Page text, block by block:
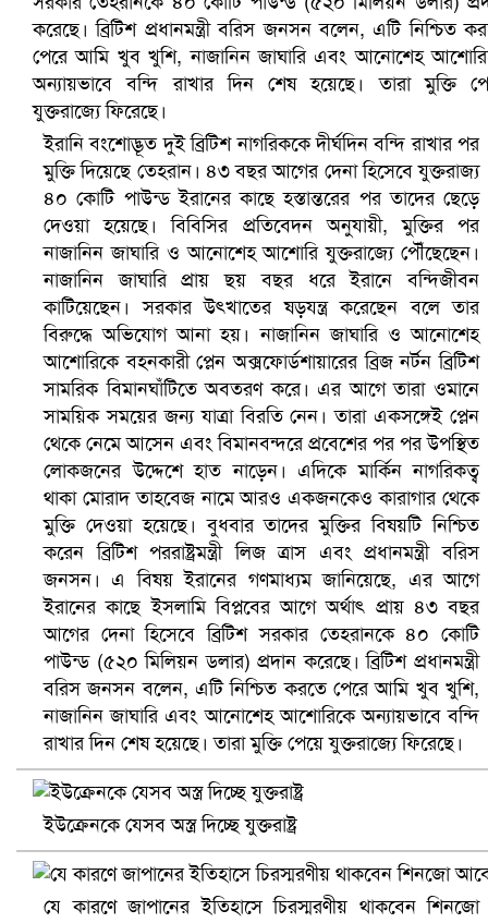
সৌদিতে ব্যাপক ধরপাকড়, এক সপ্তাহেই ২১ হাজারের বেশি
বৈষম্যবিরোধী ছাত্র আন্দোলনের সাধারণ সম্পাদকের পদত্যাগ
ভিউ বাড়াতে রাম দা হাতে ফেসবুকে ভিডিও পোস্ট শিক্ষকের
ইরানি বংশোদ্ভূত দুই ব্রিটিশ নাগরিককে দীর্ঘদিন বন্দি রাখার পর
মুক্তি দিয়েছে তেহরান। ৪৩ বছর আগের দেনা হিসেবে যুক্তরাজ্য
৪০ কোটি পাউন্ড ইরানের কাছে হস্তান্তরের পর তাদের ছেড়ে
দেওয়া হয়েছে। বিবিসির প্রতিবেদন অনুযায়ী, মুক্তির পর
নাজানিন জাঘারি ও আনোশেহ আশোরি যুক্তরাজ্যে পৌঁছেছেন।
নাজানিন জাঘারি প্রায় ছয় বছর ধরে ইরানে বন্দিজীবন
কাটিয়েছেন। সরকার উৎখাতের ষড়যন্ত্র করেছেন বলে তার
বিরুদ্ধে অভিযোগ আনা হয়। নাজানিন জাঘারি ও আনোশেহ
আশোরিকে বহনকারী প্লেন অক্সফোর্ডশায়ারের ব্রিজ নর্টন ব্রিটিশ
সামরিক বিমানঘাঁটিতে অবতরণ করে। এর আগে তারা ওমানে
সাময়িক সময়ের জন্য যাত্রা বিরতি নেন। তারা একসঙ্গেই প্লেন
থেকে নেমে আসেন এবং বিমানবন্দরে প্রবেশের পর পর উপস্থিত
লোকজনের উদ্দেশে হাত নাড়েন। এদিকে মার্কিন নাগরিকত্ব
থাকা মোরাদ তাহবেজ নামে আরও একজনকেও কারাগার থেকে
মুক্তি দেওয়া হয়েছে। বুধবার তাদের মুক্তির বিষয়টি নিশ্চিত
করেন ব্রিটিশ পররাষ্ট্রমন্ত্রী লিজ ত্রাস এবং প্রধানমন্ত্রী বরিস
জনসন। এ বিষয় ইরানের গণমাধ্যম জানিয়েছে, এর আগে
ইরানের কাছে ইসলামি বিপ্লবের আগে অর্থাৎ প্রায় ৪৩ বছর
আগের দেনা হিসেবে ব্রিটিশ সরকার তেহরানকে ৪০ কোটি
পাউন্ড (৫২০ মিলিয়ন ডলার) প্রদান করেছে। ব্রিটিশ প্রধানমন্ত্রী
বরিস জনসন বলেন, এটি নিশ্চিত করতে পেরে আমি খুব খুশি,
নাজানিন জাঘারি এবং আনোশেহ আশোরিকে অন্যায়ভাবে বন্দি
রাখার দিন শেষ হয়েছে। তারা মুক্তি পেয়ে যুক্তরাজ্যে ফিরেছে।
ইউক্রেনকে যেসব অস্ত্র দিচ্ছে যুক্তরাষ্ট্র
যে কারণে জাপানের ইতিহাসে চিরস্মরণীয় থাকবেন শিনজো